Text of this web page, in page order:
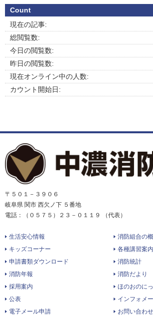
Count
現在の記事:
総閲覧数:
今日の閲覧数:
昨日の閲覧数:
現在オンライン中の人数:
カウント開始日:
〒５０１－３９０６
岐阜県 関市 西欠ノ下 ５番地
電話：（０５７５）２３－０１１９ （代表）
生活安心情報
消防組合の
キッズコーナー
各種講習案内
申請書類ダウンロード
消防統計
消防年報
消防だより
採用案内
ほのおのに
公表
インフォメ
電子メール申請
お問い合わせ